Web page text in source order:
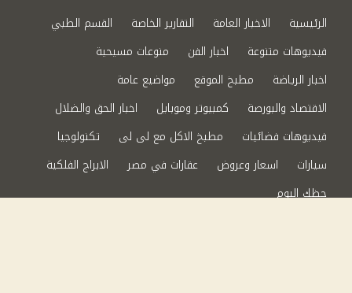
الرئيسية الاخبار العامة التقارير الخاصة
القسم الطبي
فيديوهات متنوعة
اخبار الفن
منوعات مسيحية
اخبار الرياضة
مطبخ الموقع
مواضيع عامة
الاقتصاد والبورصة
كمبيوتر وموبايل
اخبار الحق والضلال
فيديوهات فضائيات
مطبخ الاكل مع لى لى
تكنولوجيا
سيارات
اسعار وعروض عقارات في مصر
الابراج الفلكية
حظك اليوم